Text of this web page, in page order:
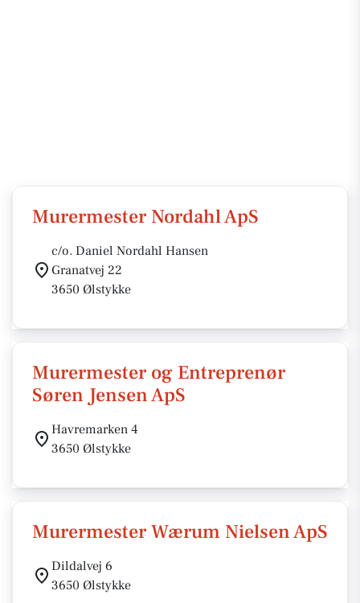
Murermester Nordahl ApS
c/o. Daniel Nordahl Hansen
Granatvej 22
3650 Ølstykke
Murermester og Entreprenør
Søren Jensen ApS
Havremarken 4
3650 Ølstykke
Murermester Wærum Nielsen ApS
Dildalvej 6
3650 Ølstykke